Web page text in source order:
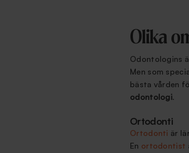
Olika
Odontologins
Men som
bästa vården
odontologi.
Ortodonti
Ortodonti är
En ortodontist